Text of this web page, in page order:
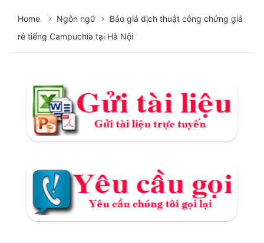
Home Ngôn ngữ
Báo giá dịch thuật công chứng giá
rẻ tiếng Campuchia tại Hà Nội